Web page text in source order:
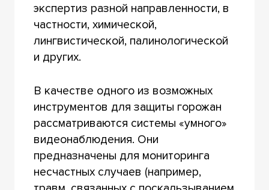
экспертиз разной направленности, в
частности, химической,
лингвистической, палинологической
и других.
В качестве одного из возможных
инструментов для защиты горожан
рассматриваются системы «умного»
видеонаблюдения. Они
предназначены для мониторинга
несчастных случаев (например,